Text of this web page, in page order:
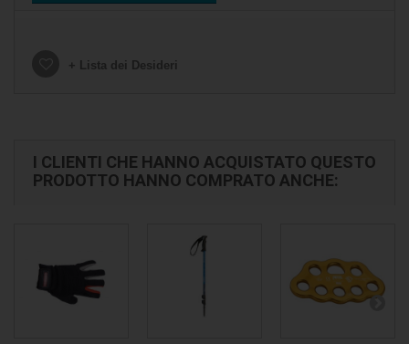
+ Lista dei Desideri
I CLIENTI CHE HANNO ACQUISTATO QUESTO
PRODOTTO HANNO COMPRATO ANCHE: